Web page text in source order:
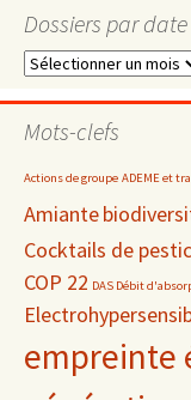
Dossiers par date
Dossiers
date
Mots-clefs
Actions de groupe ADEME et
Amiante
Cocktails de
COP 22 DAS Débit
empreinte